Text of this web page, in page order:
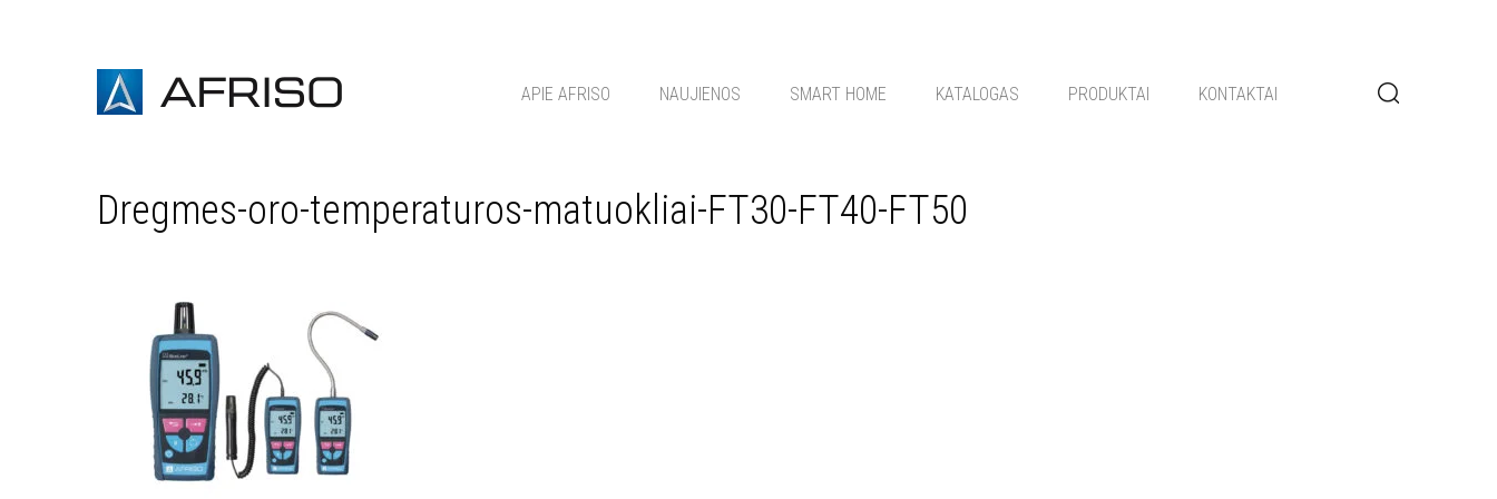
APIE AFRISO NAUJIENOS SMART HOME KATALOGAS PRODUKTAI KONTAKTAI
Dregmes-oro-temperaturos-matuokliai-FT30-FT40-FT50